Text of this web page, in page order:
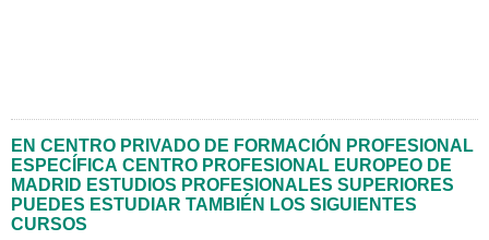
EN CENTRO PRIVADO DE FORMACIÓN PROFESIONAL
ESPECÍFICA CENTRO PROFESIONAL EUROPEO DE
MADRID ESTUDIOS PROFESIONALES SUPERIORES
PUEDES ESTUDIAR TAMBIÉN LOS SIGUIENTES
CURSOS